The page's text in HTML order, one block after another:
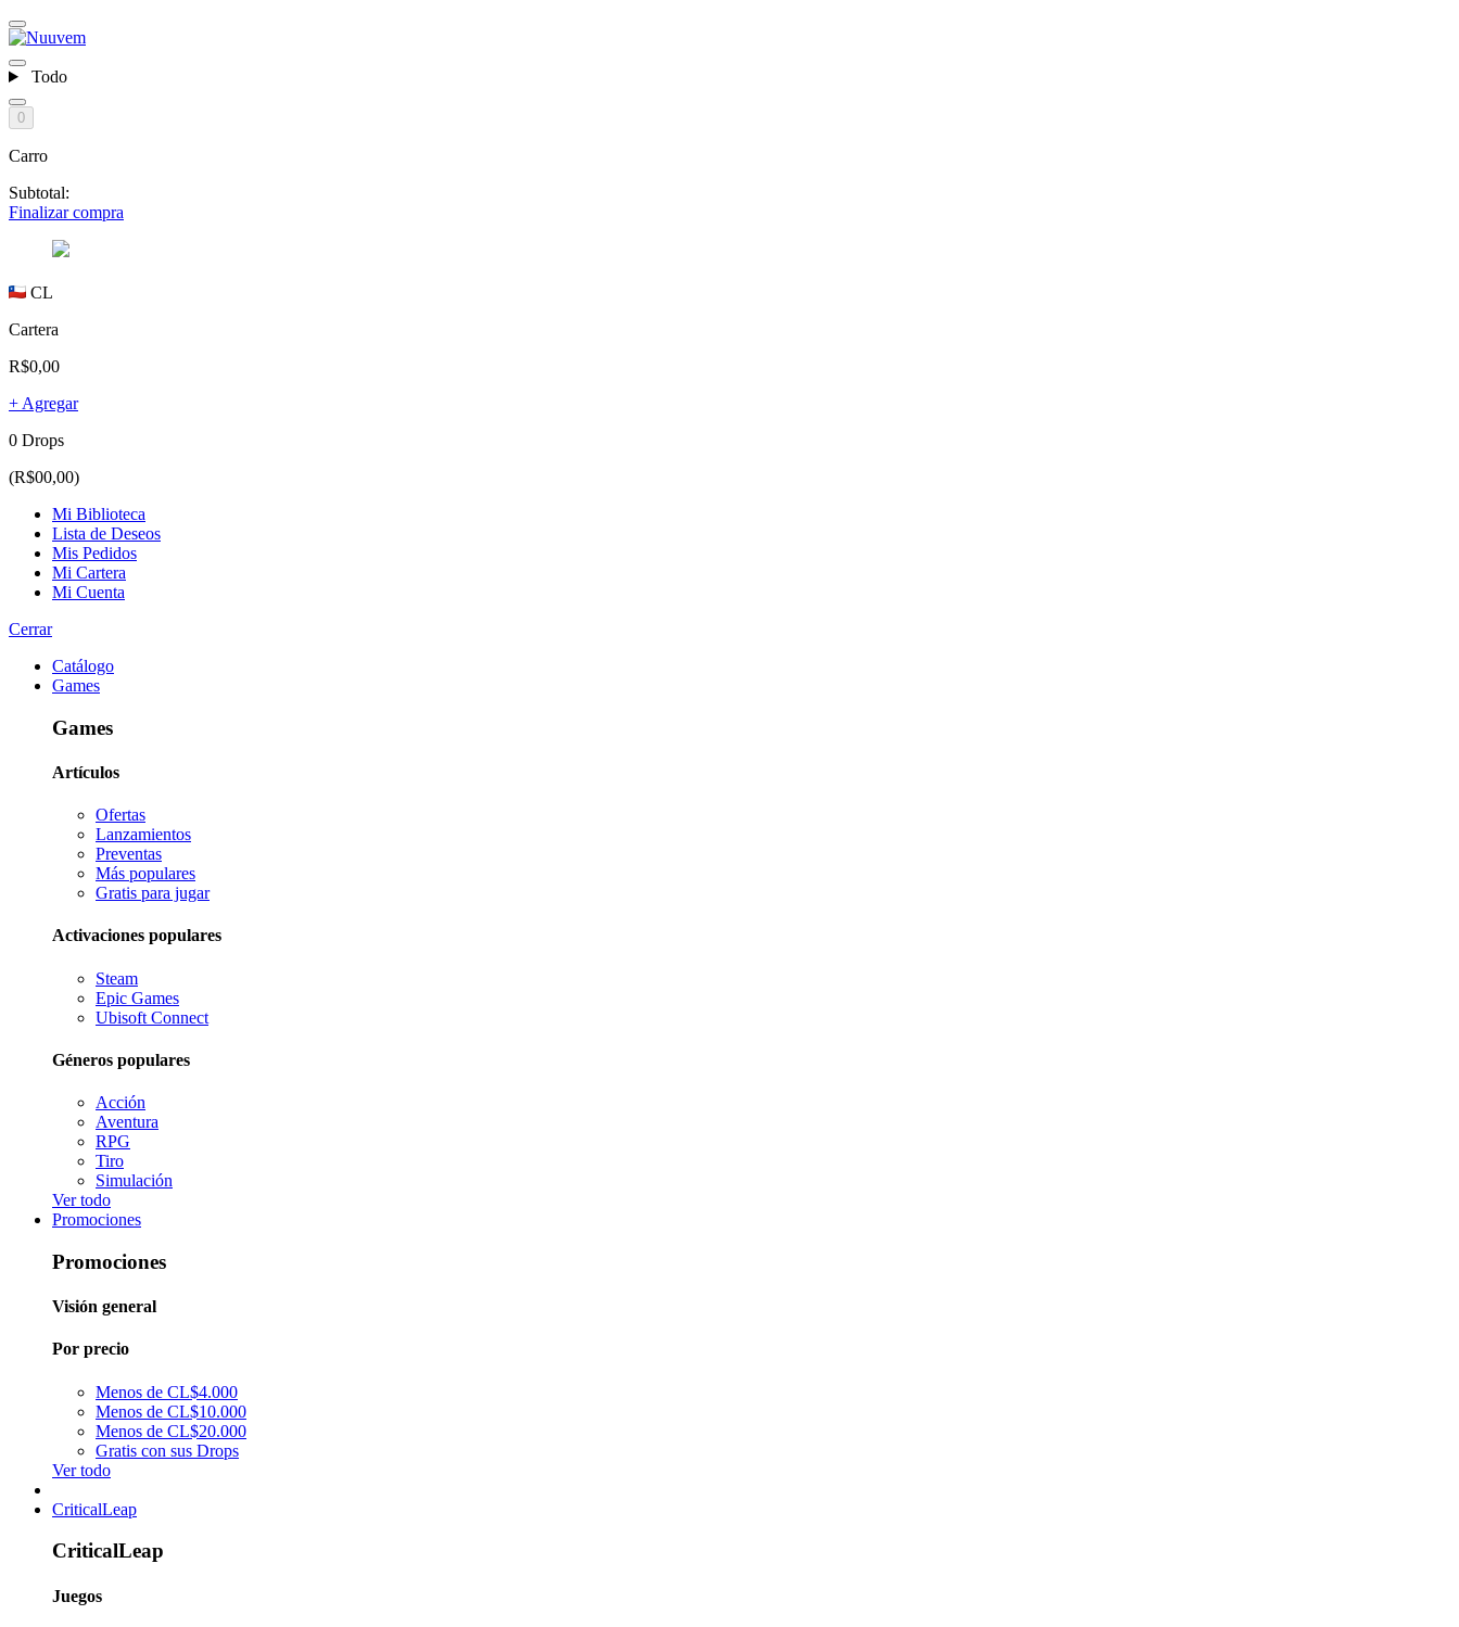
Todo
0
Carro
Subtotal:
Finalizar compra
CL
Cartera
R$0,00
+ Agregar
0 Drops
(R$00,00)
Mi Biblioteca
Lista de Deseos
Mis Pedidos
Mi Cartera
Mi Cuenta
Cerrar
Catálogo
Games
Games
Artículos
Ofertas
Lanzamientos
Preventas
Más populares
Gratis para jugar
Activaciones populares
Steam
Epic Games
Ubisoft Connect
Géneros populares
Acción
Aventura
RPG
Tiro
Simulación
Ver todo
Promociones
Promociones
Visión general
Por precio
Menos de CL$4.000
Menos de CL$10.000
Menos de CL$20.000
Gratis con sus Drops
Ver todo
CriticalLeap
CriticalLeap
Juegos